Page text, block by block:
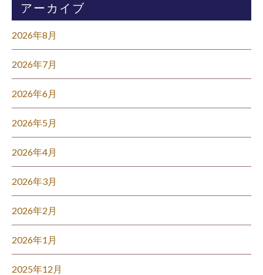
アーカイブ
2026年8月
2026年7月
2026年6月
2026年5月
2026年4月
2026年3月
2026年2月
2026年1月
2025年12月